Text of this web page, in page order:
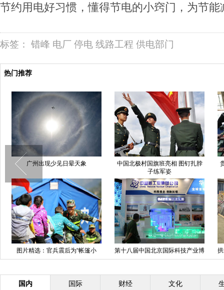
节约用电好习惯，懂得节电的小窍门，为节能
标签： 错峰 电厂 停电 线路工程 供电部门
热门推荐
现少见日晕天象
中国北极村国旗班亮相 图钉扎脖
贵州警方摧毁跨
官兵震后为“帐篷小
学”送关爱
第十八届中国北京国际科技产业博
览会今日开幕
拱北海关破获全
列
国内 国际 财经 文化